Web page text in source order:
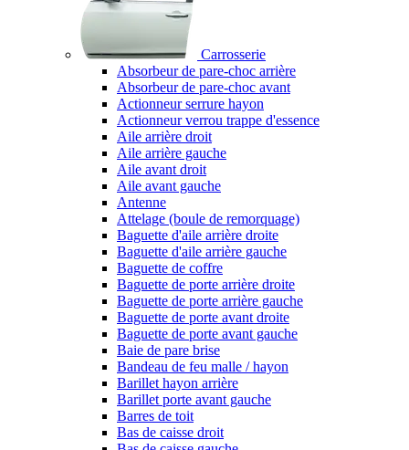
Carrosserie
Absorbeur de pare-choc arrière
Absorbeur de pare-choc avant
Actionneur serrure hayon
Actionneur verrou trappe d'essence
Aile arrière droit
Aile arrière gauche
Aile avant droit
Aile avant gauche
Antenne
Attelage (boule de remorquage)
Baguette d'aile arrière droite
Baguette d'aile arrière gauche
Baguette de coffre
Baguette de porte arrière droite
Baguette de porte arrière gauche
Baguette de porte avant droite
Baguette de porte avant gauche
Baie de pare brise
Bandeau de feu malle / hayon
Barillet hayon arrière
Barillet porte avant gauche
Barres de toit
Bas de caisse droit